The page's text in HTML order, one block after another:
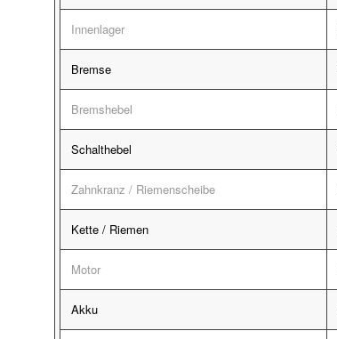
Innenlager
Bremse
Bremshebel
Schalthebel
Zahnkranz / Riemenscheibe
Kette / Riemen
Motor
Akku